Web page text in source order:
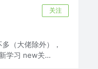
关注
（大佬除外），
学习 new关...